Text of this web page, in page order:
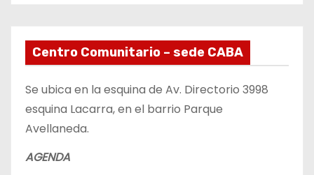
Centro Comunitario – sede CABA
Se ubica en la esquina de Av. Directorio 3998
esquina Lacarra, en el barrio Parque
Avellaneda.
AGENDA